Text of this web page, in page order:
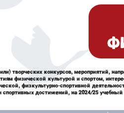
творческих конкурсов, мероприятий,
физической культурой и спортом,
физкультурно-спортивной
спортивных достижений, на 2024/25